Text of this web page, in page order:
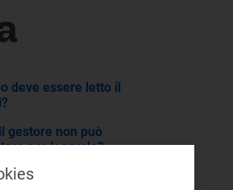
deve essere letto il
gestore non può
per leggerlo?
del contatore?